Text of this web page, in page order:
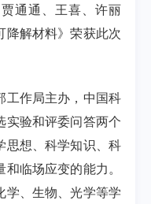
通通、王喜、许丽
降解材料》荣获此次
工作局主办，中国科
实验和评委问答两个
思想、科学知识、科
临场应变的能力。
学、生物、光学等学